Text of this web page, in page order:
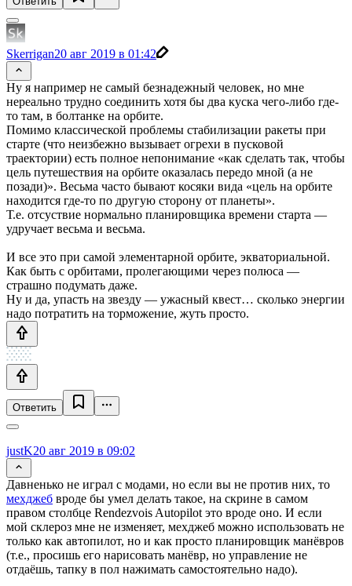
Skerrigan20 авг 2019 в 01:42
Ну я например не самый безнадежный человек, но мне
нереально трудно соединить хотя бы два куска чего-либо где-
то там, в болтанке на орбите.
Помимо классической проблемы стабилизации ракеты при
старте (что неизбежно вызывает огрехи в пусковой
траектории) есть полное непонимание «как сделать так, чтобы
цель путешествия на орбите оказалась передо мной (а не
позади)». Весьма часто бывают косяки вида «цель на орбите
находится где-то по другую сторону от планеты».
Т.е. отсуствие нормально планировщика времени старта —
удручает весьма и весьма.
И все это при самой элементарной орбите, экваториальной.
Как быть с орбитами, пролегающими через полюса —
страшно подумать даже.
Ну и да, упасть на звезду — ужасный квест… сколько энергии
надо потратить на торможение, жуть просто.
Ответить
justK20 авг 2019 в 09:02
Давненько не играл с модами, но если вы не против них, то
мехджеб вроде бы умел делать такое, на скрине в самом
правом столбце Rendezvois Autopilot это вроде оно. И если
мой склероз мне не изменяет, мехджеб можно использовать не
только как автопилот, но и как просто планировщик манёвров
(т.е., просишь его нарисовать манёвр, но управление не
отдаёшь, тапку в пол нажимать самостоятельно надо).